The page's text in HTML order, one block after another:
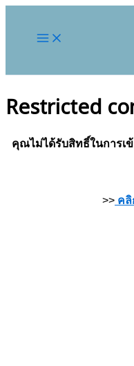
Restricted
คุณไม่ได้รับสิทธิ์ในการเ
>> คลิ